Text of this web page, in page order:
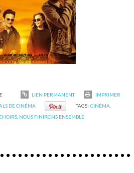
LIEN PERMANENT
IMPRIMER
DE CINÉMA TAGS :CINÉMA
NOUS FINIRONS ENSEMBLE